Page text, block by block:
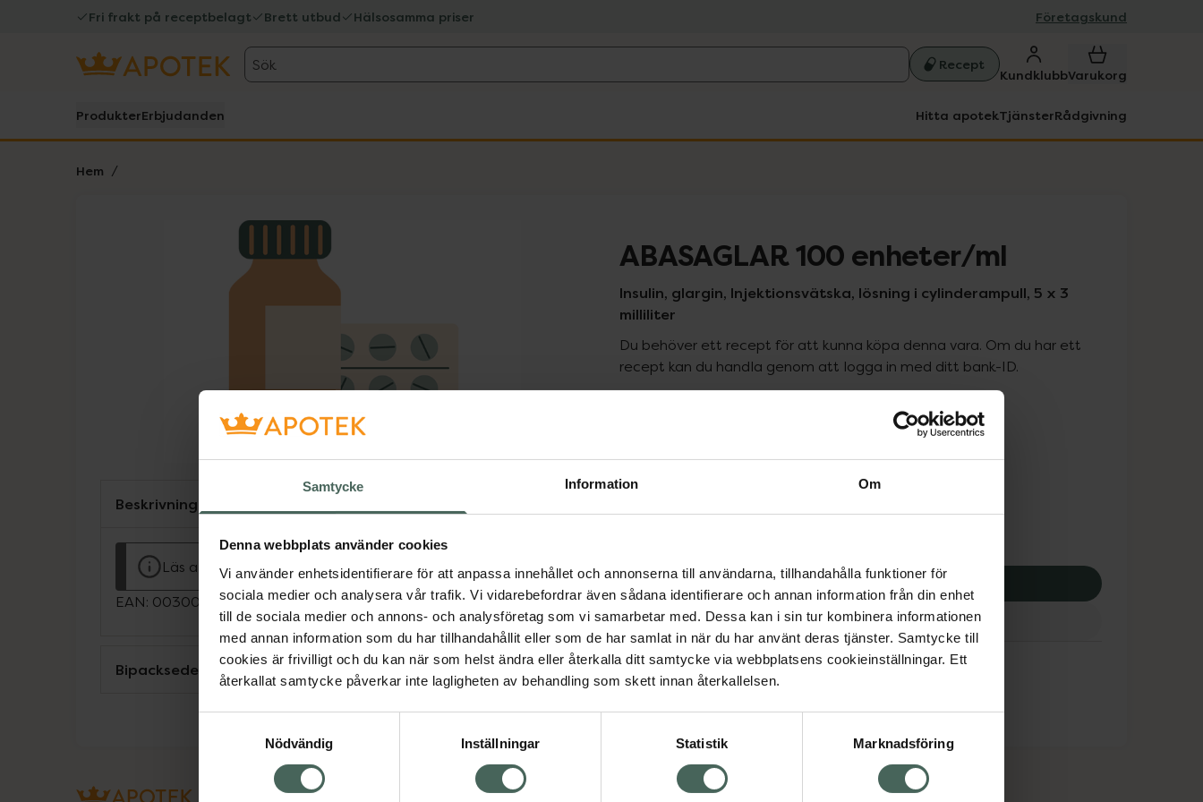
Samtycke Information Om
Denna webbplats använder cookies
Vi använder enhetsidentifierare för att anpassa innehållet och annonserna till användarna, tillhandahålla funktioner för
sociala medier och analysera vår trafik. Vi vidarebefordrar även sådana identifierare och annan information från din enhet
till de sociala medier och annons- och analysföretag som vi samarbetar med. Dessa kan i sin tur kombinera informationen
med annan information som du har tillhandahållit eller som de har samlat in när du har använt deras tjänster. Samtycke till
cookies är frivilligt och du kan när som helst ändra eller återkalla ditt samtycke via webbplatsens cookieinställningar. Ett
återkallat samtycke påverkar inte lagligheten av behandling som skett innan återkallelsen.
Nödvändig
Inställningar Statistik Marknadsföring
Fri frakt på receptbelagt Brett utbud Hälsosamma priser Företagskund
Sök Recept
KundklubbVarukorg
ProdukterErbjudanden Hitta apotekTjänsterRådgivning
Hem
Lista: . Innehåller 1 objekt. ABASAGLAR 100 enheter/ml
Insulin, glargin, Injektionsvätska, lösning i cylinderampull, 5 x 3
milliliter
Du behöver ett recept för att kunna köpa denna vara. Om du har ett
recept kan du handla genom att logga in med ditt bank-ID.
Pris med recept
480,29 kr
Köp via ditt recept
Aktuella erbjudanden
Beskrivning
Läs alltid bipacksedeln innan användning.
EAN: 00300020268559
Bipacksedel från FASS Visa
Om recept och läkemedel